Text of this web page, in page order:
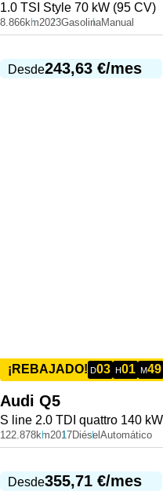
1.0 TSI Style 70 kW (95 CV)
8.866km2023GasolinaManual
Desde243,63 €/mes
¡REBAJADO! D03 H01 M49
Audi Q5
S line 2.0 TDI quattro 140
122.878km2017Diésel Automático
Desde355,71 €/mes